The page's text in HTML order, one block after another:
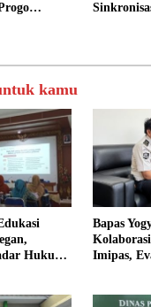
kamu
Hukum
Bapas
Imipas,